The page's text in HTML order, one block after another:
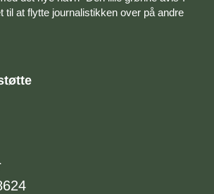
til at flytte journalistikken over på andre